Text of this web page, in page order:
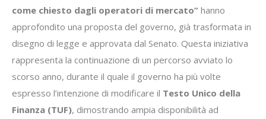
come chiesto dagli operatori di mercato” hanno
approfondito una proposta del governo, già trasformata in
disegno di legge e approvata dal Senato. Questa iniziativa
rappresenta la continuazione di un percorso avviato lo
scorso anno, durante il quale il governo ha più volte
espresso l’intenzione di modificare il Testo Unico della
Finanza (TUF), dimostrando ampia disponibilità ad